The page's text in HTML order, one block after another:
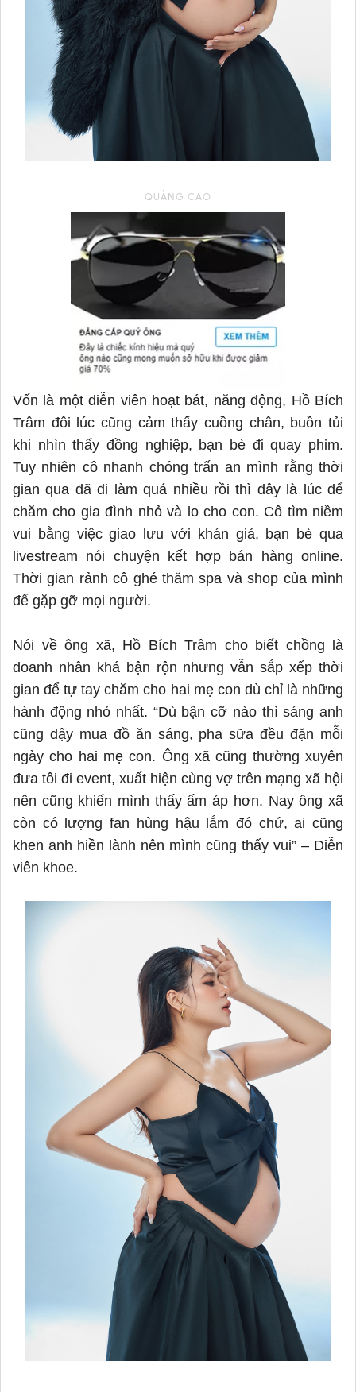
Vốn là một diễn viên hoạt bát, năng động, Hồ Bích
Trâm đôi lúc cũng cảm thấy cuồng chân, buồn tủi
khi nhìn thấy đồng nghiệp, bạn bè đi quay phim.
Tuy nhiên cô nhanh chóng trấn an mình rằng thời
gian qua đã đi làm quá nhiều rồi thì đây là lúc để
chăm cho gia đình nhỏ và lo cho con. Cô tìm niềm
vui bằng việc giao lưu với khán giả, bạn bè qua
livestream nói chuyện kết hợp bán hàng online.
Thời gian rảnh cô ghé thăm spa và shop của mình
để gặp gỡ mọi người.
Nói về ông xã, Hồ Bích Trâm cho biết chồng là
doanh nhân khá bận rộn nhưng vẫn sắp xếp thời
gian để tự tay chăm cho hai mẹ con dù chỉ là những
hành động nhỏ nhất. “Dù bận cỡ nào thì sáng anh
cũng dậy mua đồ ăn sáng, pha sữa đều đặn mỗi
ngày cho hai mẹ con. Ông xã cũng thường xuyên
đưa tôi đi event, xuất hiện cùng vợ trên mạng xã hội
nên cũng khiến mình thấy ấm áp hơn. Nay ông xã
còn có lượng fan hùng hậu lắm đó chứ, ai cũng
khen anh hiền lành nên mình cũng thấy vui” – Diễn
viên khoe.